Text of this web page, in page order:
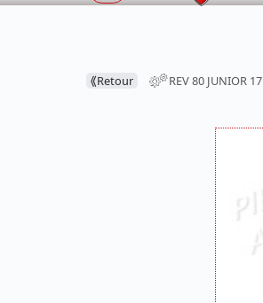
⟪Retour REV 80 JUNIOR 17